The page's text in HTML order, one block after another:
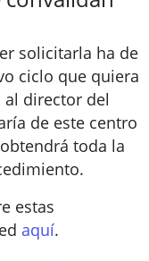
solicitarla ha de
ciclo que quiera
al director del
de este centro
toda la
estas
aquí.